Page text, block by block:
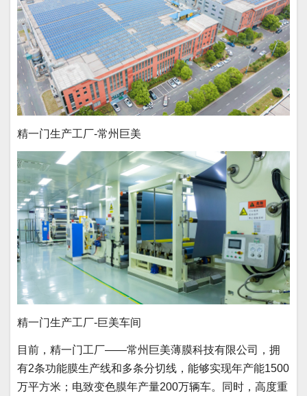
精一门生产工厂-常州巨美
精一门生产工厂-巨美车间
目前，精一门工厂——常州巨美薄膜科技有限公司，拥
有2条功能膜生产线和多条分切线，能够实现年产能1500
万平方米；电致变色膜年产量200万辆车。同时，高度重